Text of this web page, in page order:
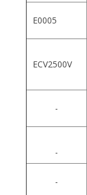
E0005
ECV2500V
-
-
-